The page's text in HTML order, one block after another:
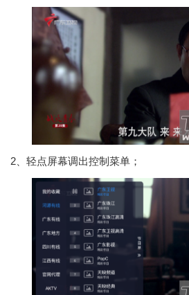
2、轻点屏幕调出控制菜单；